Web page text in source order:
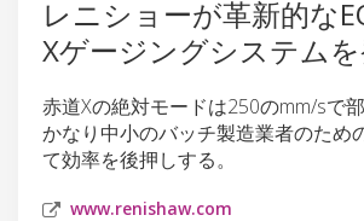
レニショーが革新的な
Xゲージングシステム
赤道Xの絶対モードは250のmm/sで部
かなり中小のバッチ製造業者のため
て効率を後押しする。
www.renishaw.com